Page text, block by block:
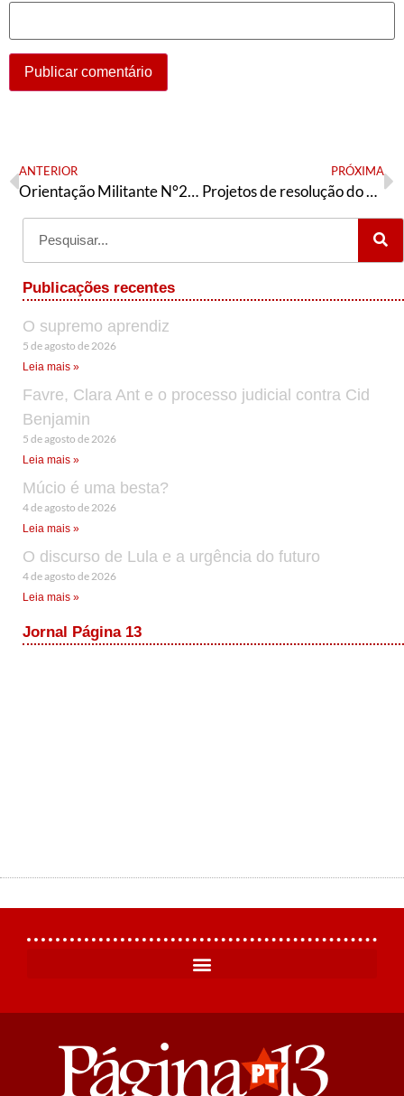
ANTERIOR
Orientação Militante N°296 (30 de agosto de 2021)
PRÓXIMA
Projetos de resolução do VI Congresso da AE – com emendas aprovadas pela DNAE
Publicações recentes
O supremo aprendiz
5 de agosto de 2026
Leia mais »
Favre, Clara Ant e o processo judicial contra Cid
Benjamin
5 de agosto de 2026
Leia mais »
Múcio é uma besta?
4 de agosto de 2026
Leia mais »
O discurso de Lula e a urgência do futuro
4 de agosto de 2026
Leia mais »
Jornal Página 13